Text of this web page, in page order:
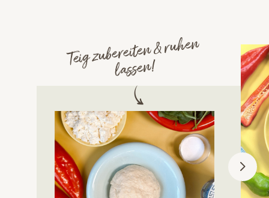
Teig zubereiten & ruhen
lassen!